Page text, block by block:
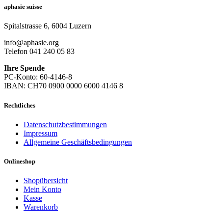
aphasie suisse
Spitalstrasse 6, 6004 Luzern
info@aphasie.org
Telefon 041 240 05 83
Ihre Spende
PC-Konto: 60-4146-8
IBAN: CH70 0900 0000 6000 4146 8
Rechtliches
Datenschutzbestimmungen
Impressum
Allgemeine Geschäftsbedingungen
Onlineshop
Shopübersicht
Mein Konto
Kasse
Warenkorb